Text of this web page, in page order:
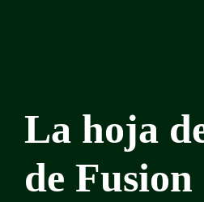
La hoja
de Fusion